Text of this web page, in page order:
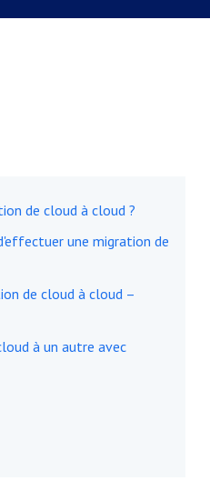
de cloud à cloud ?
une migration de
de cloud à cloud –
à un autre avec